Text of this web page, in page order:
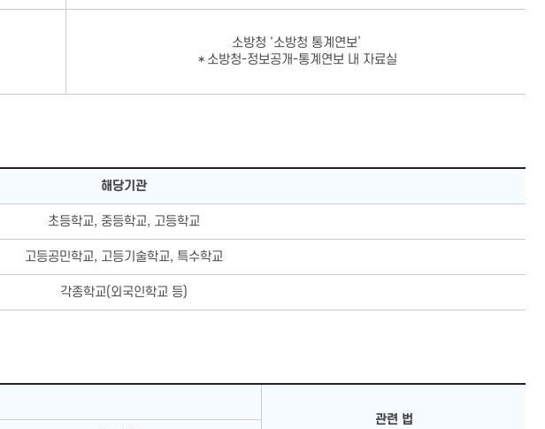
소방청 ‘소방청 통계연보’
＊소방청-정보공개-통계연보 내 자료실
해당기관
초등학교, 중등학교, 고등학교
고등공민학교, 고등기술학교, 특수학교
각종학교(외국인학교 등)
관련 법